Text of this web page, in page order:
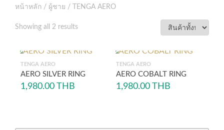
หน้าหลัก / ผู้ชาย / TENGA AERO
Showing all 2 results
TENGA AERO
AERO SILVER RING
1,980.00 THB
TENGA AERO
AERO COBALT RING
1,980.00 THB